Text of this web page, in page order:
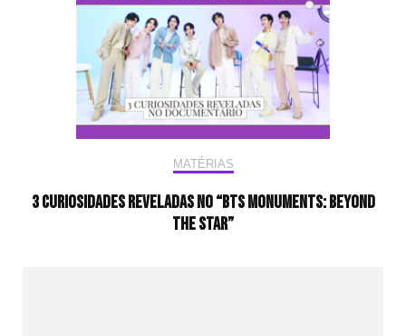
MATÉRIAS
3 curiosidades reveladas no “BTS Monuments: Beyond
The Star”